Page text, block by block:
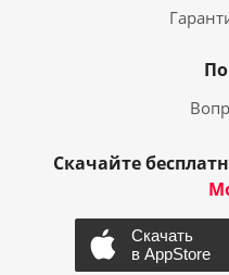
Скачайте